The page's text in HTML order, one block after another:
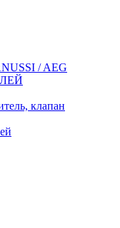
/ AEG
клапан